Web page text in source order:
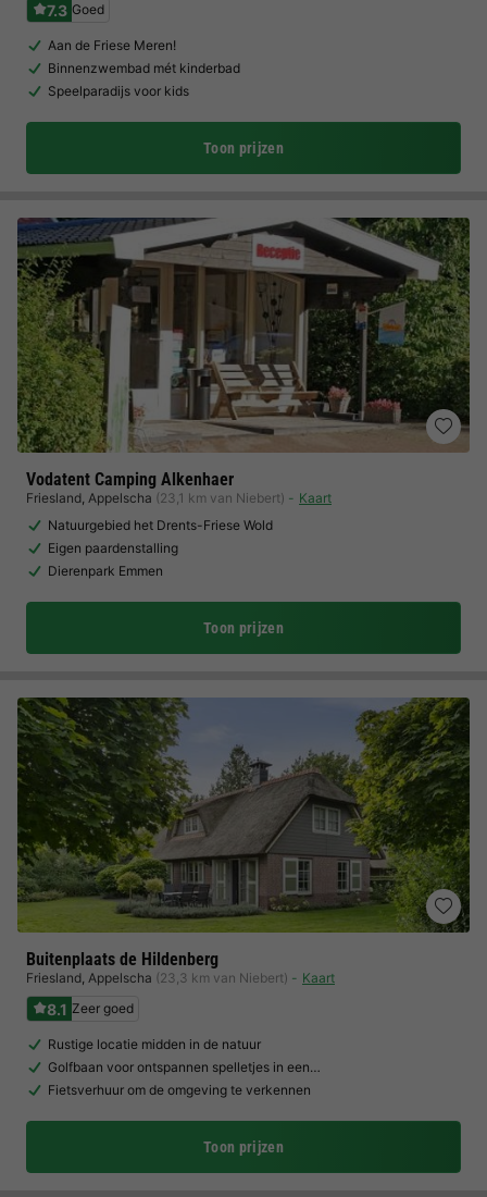
7.3 Goed
Aan de Friese Meren!
Binnenzwembad mét kinderbad
Speelparadijs voor kids
Toon prijzen
Vodatent Camping Alkenhaer
Friesland, Appelscha (23,1 km van Niebert)
Kaart
Natuurgebied het Drents-Friese Wold
Eigen paardenstalling
Dierenpark Emmen
Toon prijzen
Buitenplaats de Hildenberg
Friesland, Appelscha (23,3 km van Niebert) Kaart
8.1 Zeer goed
Rustige locatie midden in de natuur
Golfbaan voor ontspannen spelletjes in een…
Fietsverhuur om de omgeving te verkennen
Toon prijzen